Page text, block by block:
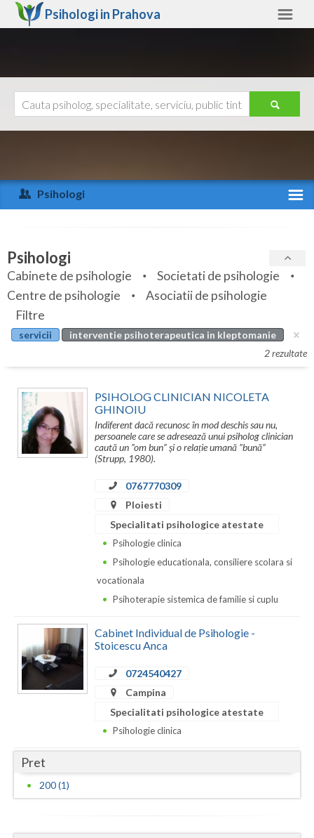
Psihologi in Prahova
Arad
Arges
Bihor
Bistrita-Nasaud
Botosani
Bucuresti
Buzau
Galati
Giurgiu
Ialomita
Ajutor
Psihologi
Specialitati
Servicii
Articole
Evenimente
Cabinet
Membri
Psihologi
Cabinete de psihologie
Societati de psihologie
Centre de psihologie
Asociatii de psihologie
Filtre
servicii
interventie psihoterapeutica in kleptomanie
2 rezultate
PSIHOLOG CLINICIAN NICOLETA
GHINOIU
Indiferent dacă recunosc în mod deschis sau nu,
persoanele care se adresează unui psiholog clinician
caută un ”om bun” și o relație umană ”bună”
(Strupp, 1980).
0767770309
Ploiesti
Specialitati psihologice atestate
Psihologie clinica
Psihologie educationala, consiliere scolara si
vocationala
Psihoterapie sistemica de familie si cuplu
Cabinet Individual de Psihologie -
Stoicescu Anca
0724540427
Campina
Specialitati psihologice atestate
Psihologie clinica
Pret
200 (1)